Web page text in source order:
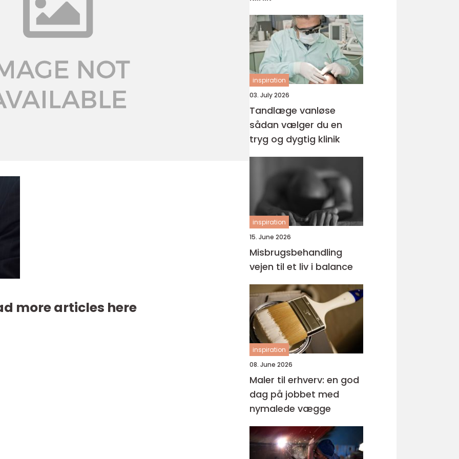
more articles here
inspiration
03. July 2026
Tandlæge vanløse
sådan vælger du en
tryg og dygtig klinik
inspiration
15. June 2026
Misbrugsbehandling
vejen til et liv i balance
inspiration
08. June 2026
Maler til erhverv: en god
dag på jobbet med
nymalede vægge